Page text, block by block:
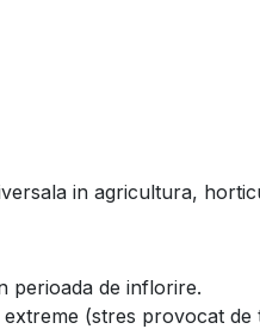
in agricultura,
perioada de inflorire.
(stres provocat